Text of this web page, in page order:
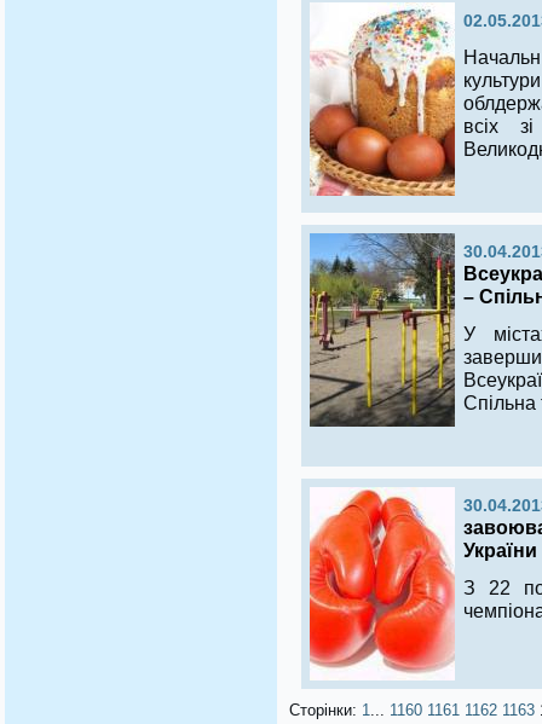
всіх
–
У
Спільна
З 22 по
Сторінки: 1... 1160 1161 1162 1163